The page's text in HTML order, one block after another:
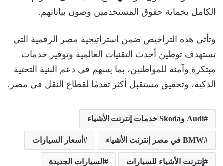
الكامل بحماية حقوق المستخدمين وصون بياناتهم.
وتأتي هذه التراخيص ضمن استراتيجية مصر الرقمية التي
تستهدف توطين أحدث التقنيات العالمية وتوفير خدمات
مبتكرة وآمنة للمواطنين، بما يسهم في دعم البنية التحتية
الذكية، وتحقيق مستقبل أكثر تقدمًا لقطاع النقل في مصر.
Audi وSkoda خدمات إنترنت الأشياء
BMW في مصر إنترنت الأشياء أسعار السيارات
إنترنت الأشياء للسيارات السيارات الجديدة